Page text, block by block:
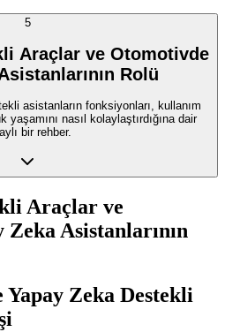
5
Araçlar ve Otomotivde
Rolü
asistanların fonksiyonları, kullanım
nasıl kolaylaştırdığına dair
bir rehber.
Araçlar ve
Asistanlarının
Zeka Destekli